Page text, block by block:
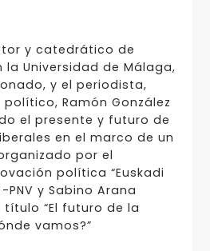
y catedrático de
la Universidad de Málaga,
y el periodista,
Ramón González
el presente y futuro de
en el marco de un
por el
política “Euskadi
PNV y Sabino Arana
“El futuro de la
vamos?”